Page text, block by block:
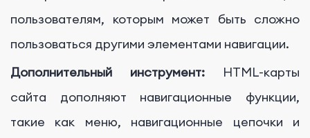
пользователям, которым может быть сложно
пользоваться другими элементами навигации.
Дополнительный инструмент: HTML-карты
сайта дополняют навигационные функции,
такие как меню, навигационные цепочки и